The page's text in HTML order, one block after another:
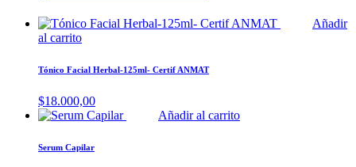
Añadir
al carrito
Tónico Facial Herbal-125ml- Certif ANMAT
$18.000,00
Añadir al carrito
Serum Capilar